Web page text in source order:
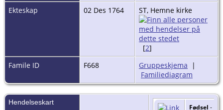
Ekteskap
02 Des 1764 ST, Hemne kirke
[2]
Famile ID
F668 Gruppeskjema |
Familiediagram
Hendelseskart
Fødsel -